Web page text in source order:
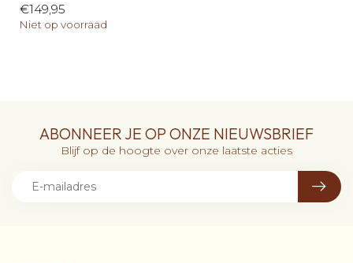
€149,95
Niet op voorraad
ABONNEER JE OP ONZE NIEUWSBRIEF
Blijf op de hoogte over onze laatste acties